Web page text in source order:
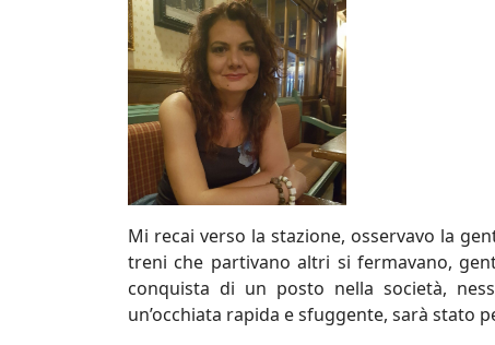
Mi recai verso la stazione, osservavo la
treni che partivano altri si fermavano,
conquista di un posto nella società,
un’occhiata rapida e sfuggente, sarà stato